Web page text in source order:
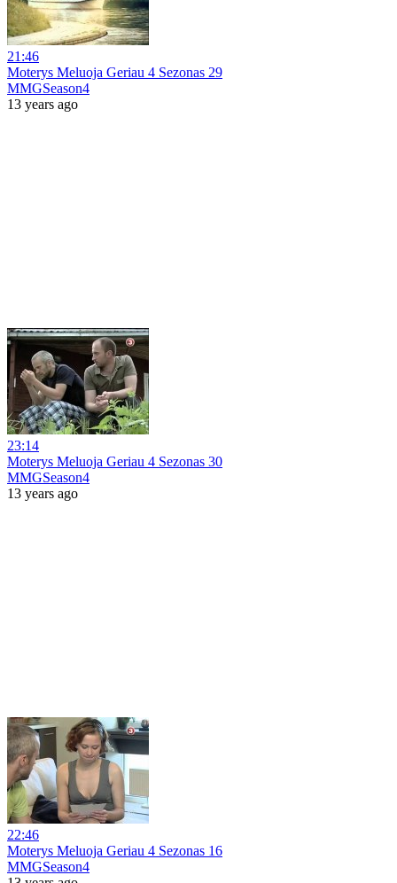
21:46
Moterys Meluoja Geriau 4 Sezonas 29
MMGSeason4
13 years ago
23:14
Moterys Meluoja Geriau 4 Sezonas 30
MMGSeason4
13 years ago
22:46
Moterys Meluoja Geriau 4 Sezonas 16
MMGSeason4